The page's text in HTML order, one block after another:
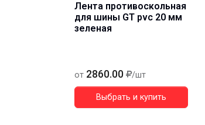
Лента противоскольная
для шины GT рvc 20 мм
зеленая
от 2860.00 /шт
Выбрать и купить